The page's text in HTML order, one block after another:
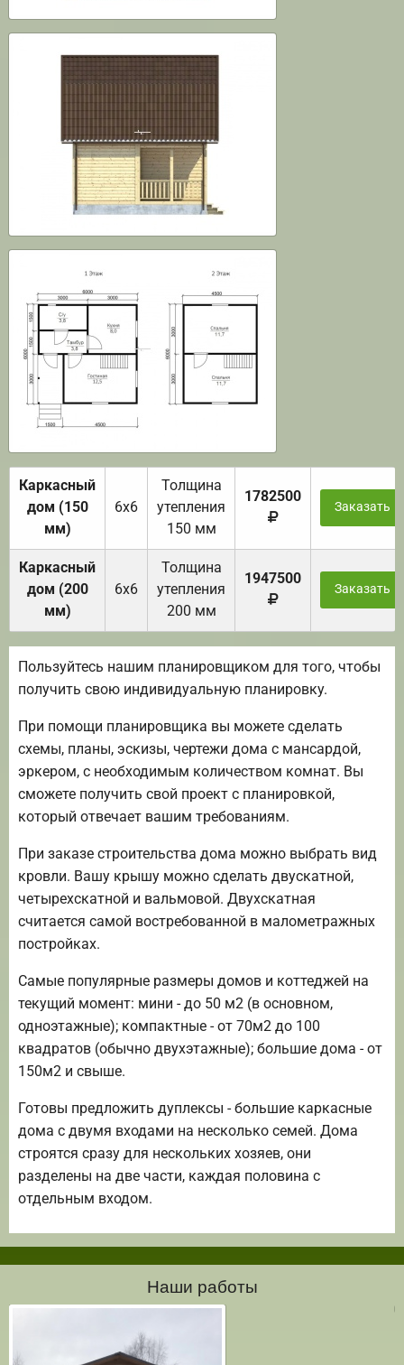
Каркасный
дом (150
мм)
6х6
Толщина
утепления
150 мм
1782500
Заказать
Каркасный
дом (200
мм)
6х6
Толщина
утепления
200 мм
1947500
Заказать
Пользуйтесь нашим планировщиком для того, чтобы
получить свою индивидуальную планировку.
При помощи планировщика вы можете сделать
схемы, планы, эскизы, чертежи дома с мансардой,
эркером, с необходимым количеством комнат. Вы
сможете получить свой проект с планировкой,
который отвечает вашим требованиям.
При заказе строительства дома можно выбрать вид
кровли. Вашу крышу можно сделать двускатной,
четырехскатной и вальмовой. Двухскатная
считается самой востребованной в малометражных
постройках.
Самые популярные размеры домов и коттеджей на
текущий момент: мини - до 50 м2 (в основном,
одноэтажные); компактные - от 70м2 до 100
квадратов (обычно двухэтажные); большие дома - от
150м2 и свыше.
Готовы предложить дуплексы - большие каркасные
дома с двумя входами на несколько семей. Дома
строятся сразу для нескольких хозяев, они
разделены на две части, каждая половина с
отдельным входом.
Наши работы